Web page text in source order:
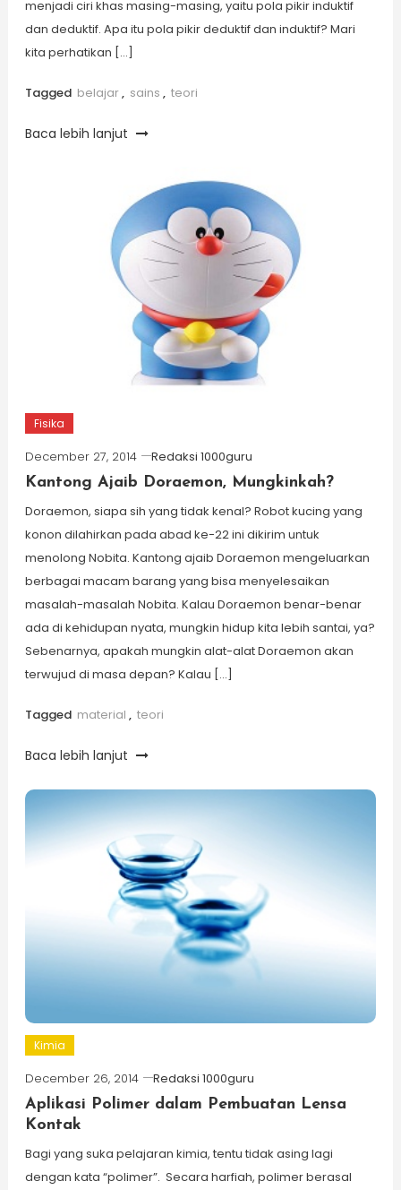
menjadi ciri khas masing-masing, yaitu pola pikir induktif
dan deduktif. Apa itu pola pikir deduktif dan induktif? Mari
kita perhatikan […]
Tagged belajar, sains , teori
Baca lebih lanjut
Fisika
December 27, 2014
Redaksi 1000guru
Kantong Ajaib Doraemon, Mungkinkah?
Doraemon, siapa sih yang tidak kenal? Robot kucing yang
konon dilahirkan pada abad ke-22 ini dikirim untuk
menolong Nobita. Kantong ajaib Doraemon mengeluarkan
berbagai macam barang yang bisa menyelesaikan
masalah-masalah Nobita. Kalau Doraemon benar-benar
ada di kehidupan nyata, mungkin hidup kita lebih santai, ya?
Sebenarnya, apakah mungkin alat-alat Doraemon akan
terwujud di masa depan? Kalau […]
Tagged material , teori
Baca lebih lanjut
Kimia
December 26, 2014
Redaksi 1000guru
Aplikasi Polimer dalam Pembuatan Lensa
Kontak
Bagi yang suka pelajaran kimia, tentu tidak asing lagi
dengan kata “polimer”. Secara harfiah, polimer berasal